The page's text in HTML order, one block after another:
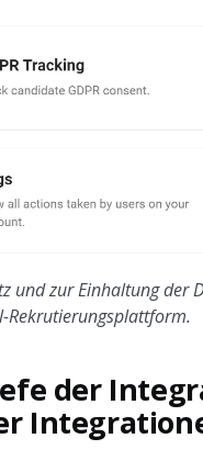
und zur Einhaltung der
der